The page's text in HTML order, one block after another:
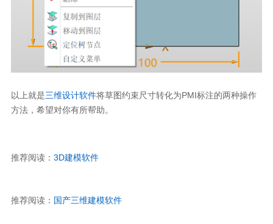
以上就是三维设计软件将草图约束尺寸转化为PMI标注的两种操作
方法，希望对你有所帮助。
推荐阅读： 3D建模软件
推荐阅读： 国产三维建模软件